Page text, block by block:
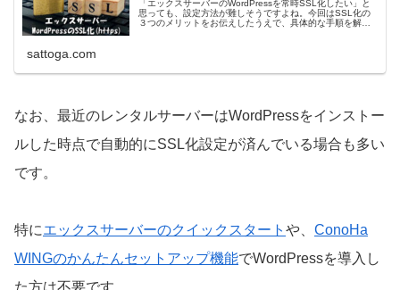
「エックスサーバーのWordPressを常時SSL化したい」と
思っても、設定方法が難しそうですよね。今回はSSL化の
３つのメリットをお伝えしたうえで、具体的な手順を解説
sattoga.com
なお、最近のレンタルサーバーはWordPressをインストー
ルした時点で自動的にSSL化設定が済んでいる場合も多い
です。
特にエックスサーバーのクイックスタート や、 ConoHa
WINGのかんたんセットアップ機能でWordPressを導入し
た方は不要です。